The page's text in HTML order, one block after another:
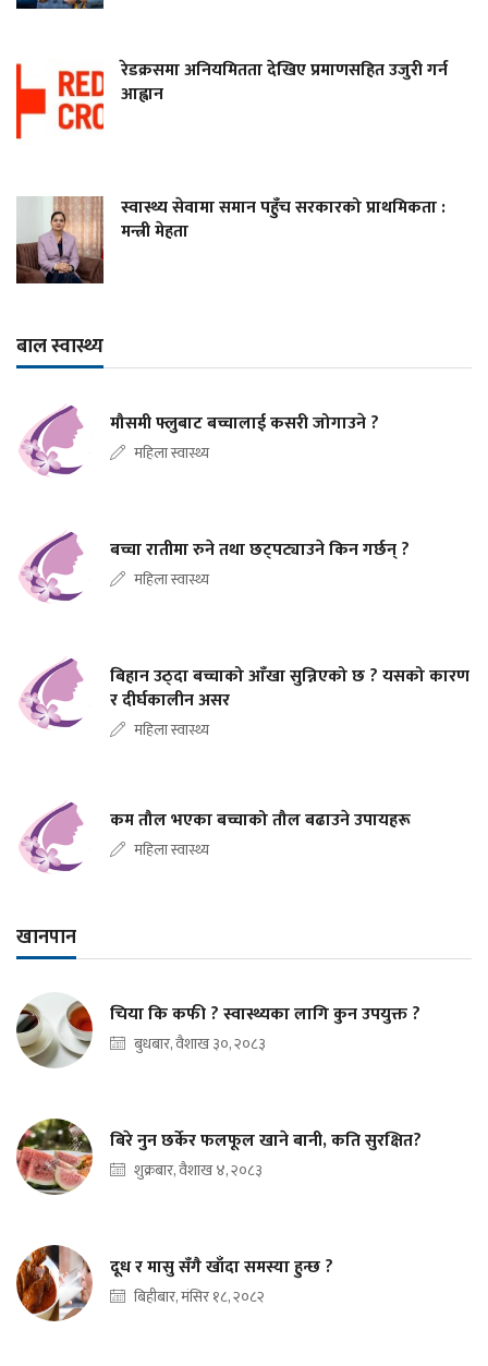
रेडक्रसमा अनियमितता देखिए प्रमाणसहित उजुरी गर्न
आह्वान
स्वास्थ्य सेवामा समान पहुँच सरकारको प्राथमिकता :
मन्त्री मेहता
बाल स्वास्थ्य
मौसमी फ्लुबाट बच्चालाई कसरी जोगाउने ?
महिला स्वास्थ्य
बच्चा रातीमा रुने तथा छट्पट्याउने किन गर्छन् ?
महिला स्वास्थ्य
बिहान उठ्दा बच्चाको आँखा सुन्निएको छ ? यसको कारण
र दीर्घकालीन असर
महिला स्वास्थ्य
कम तौल भएका बच्चाको तौल बढाउने उपायहरू
महिला स्वास्थ्य
खानपान
चिया कि कफी ? स्वास्थ्यका लागि कुन उपयुक्त ?
बुधबार, वैशाख ३०, २०८३
बिरे नुन छर्केर फलफूल खाने बानी, कति सुरक्षित?
शुक्रबार, वैशाख ४, २०८३
दूध र मासु सँगै खाँदा समस्या हुन्छ ?
बिहीबार, मंसिर १८, २०८२